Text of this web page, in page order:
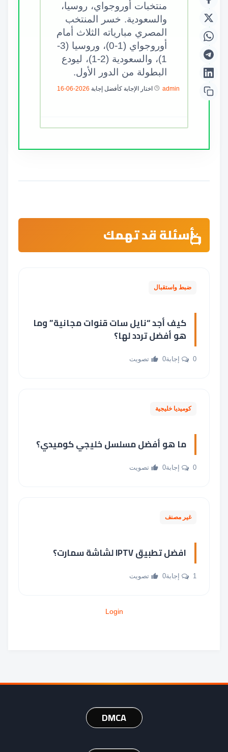
منتخبات أوروجواي، روسيا،
والسعودية. خسر المنتخب
المصري مبارياته الثلاث أمام
أوروجواي (1-0)، وروسيا (3-
1)، والسعودية (2-1)، ليودع
البطولة من الدور الأول.
admin اختار الإجابة كأفضل إجابة 2026-06-16
أسئلة قد تهمك
ضبط واستقبال
كيف أجد “نايل سات قنوات مجانية” وما
هو أفضل تردد لها؟
0 إجابة 0 تصويت
كوميديا خليجية
ما هو أفضل مسلسل خليجي كوميدي؟
0 إجابة 0 تصويت
غير مصنف
افضل تطبيق IPTV لشاشة سمارت؟
1 إجابة 0 تصويت
Login
DMCA